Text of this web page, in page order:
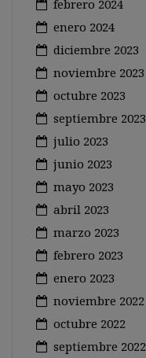
febrero 2024
enero 2024
diciembre 2023
noviembre 2023
octubre 2023
septiembre 2023
julio 2023
junio 2023
mayo 2023
abril 2023
marzo 2023
febrero 2023
enero 2023
noviembre 2022
octubre 2022
septiembre 2022